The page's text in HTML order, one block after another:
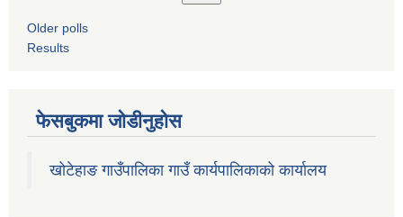
Older polls
Results
फेसबुकमा जोडीनुहोस
खोटेहाङ गाउँपालिका गाउँ कार्यपालिकाको कार्यालय